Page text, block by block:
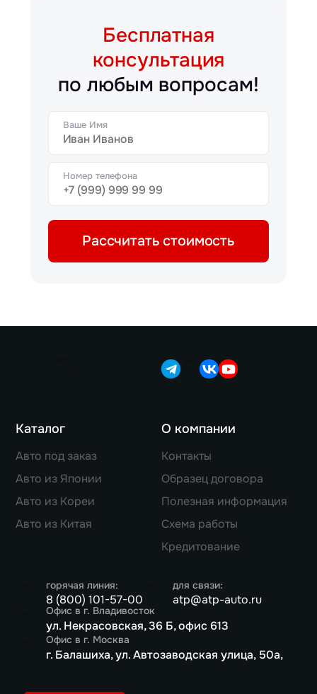
Бесплатная
консультация
по любым вопросам!
Ваше Имя
Номер телефона
Рассчитать стоимость
Каталог
Авто под заказ
Авто из Японии
Авто из Кореи
Авто из Китая
О компании
Контакты
Образец договора
Полезная информация
Схема работы
Кредитование
горячая линия:
8 (800) 101-57-00
для связи:
atp@atp-auto.ru
Офис в г. Владивосток
ул. Некрасовская, 36 Б, офис 613
Офис в г. Москва
г. Балашиха, ул. Автозаводская улица, 50а,